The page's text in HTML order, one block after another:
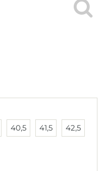
40,5 41,5 42,5